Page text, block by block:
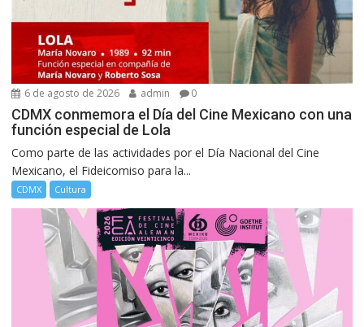
6 de agosto de 2026 admin 0
CDMX conmemora el Día del Cine Mexicano con una
función especial de Lola
Como parte de las actividades por el Día Nacional del Cine
Mexicano, el Fideicomiso para la...
CDMX Cultura